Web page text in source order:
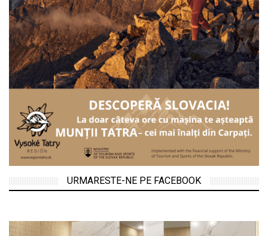
URMARESTE-NE PE FACEBOOK